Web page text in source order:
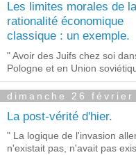
Les limites morales de la
rationalité économique
classique : un exemple.
" Avoir des Juifs chez soi
Pologne et en Union
dimanche 26 février
La post-vérité d'hier.
" La logique de l'invasion
n'existait pas, n'avait pas